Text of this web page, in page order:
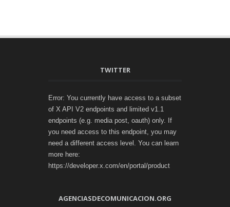
TWITTER
Error: You currently have access to a subset
of X API V2 endpoints and limited v1.1
endpoints (e.g. media post, oauth) only. If
you need access to this endpoint, you may
need a different access level. You can learn
more here:
https://developer.x.com/en/portal/product
AGENCIASDECOMUNICACION.ORG